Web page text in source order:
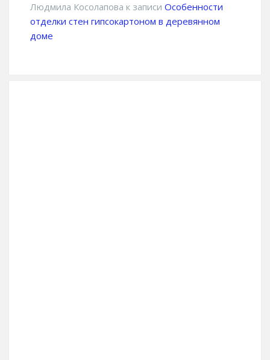
Людмила Косолапова к записи Особенности
отделки стен гипсокартоном в деревянном
доме